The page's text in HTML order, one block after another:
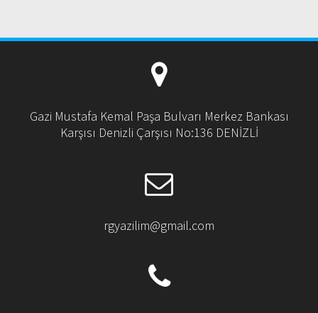
Gazi Mustafa Kemal Paşa Bulvarı Merkez Bankası
Karşısı Denizli Çarşısı No:136 DENİZLİ
rgyazilim@gmail.com